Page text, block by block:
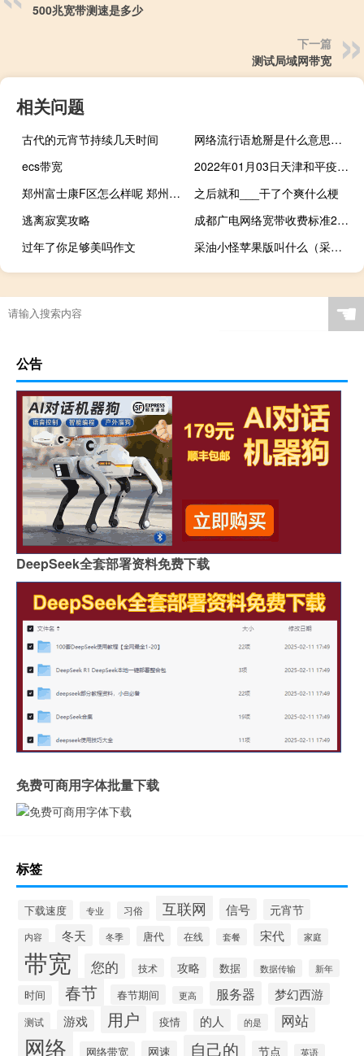
500兆宽带测速是多少
下一篇
测试局域网带宽
相关问题
古代的元宵节持续几天时间
网络流行语尬掰是什么意思什么梗
ecs带宽
2022年01月03日天津和平疫情风险地区名单数据消息
郑州富士康F区怎么样呢 郑州富士康厂区现状
之后就和___干了个爽什么梗
逃离寂寞攻略
成都广电网络宽带收费标准2022
过年了你足够美吗作文
采油小怪苹果版叫什么（采油小怪）
☚
公告
DeepSeek全套部署资料免费下载
免费可商用字体批量下载
标签
下载速度 专业 习俗 互联网 信号 元宵节
内容 冬天 冬季 唐代 在线 套餐 宋代 家庭
带宽 您的 技术 攻略 数据 数据传输 新年
时间 春节 春节期间 更高 服务器 梦幻西游
测试 游戏 用户 疫情 的人 的是 网站
网络 网络带宽 网速 自己的 节点 英语